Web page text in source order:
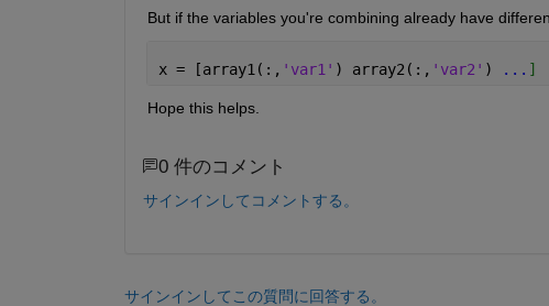
But if the variables you're combining already have
x = [array1(:, 'var1' ) array2(:, 'var2' ) ... ]
Hope this helps.
0 件のコメント
サインインしてコメントする。
サインインしてこの質問に回答する。